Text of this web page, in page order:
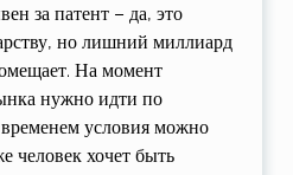
за патент – да, это
но лишний миллиард
На момент
нужно идти по
условия можно
человек хочет быть